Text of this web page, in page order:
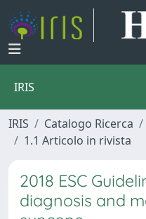
IRIS
IRIS Catalogo Ricerca
1.1 Articolo in rivista
2018 ESC
diagnosis and